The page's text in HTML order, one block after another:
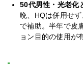
50代男性・光老化
晩、HQは併用せ
で補助。半年で皮
ョン目的の使用が